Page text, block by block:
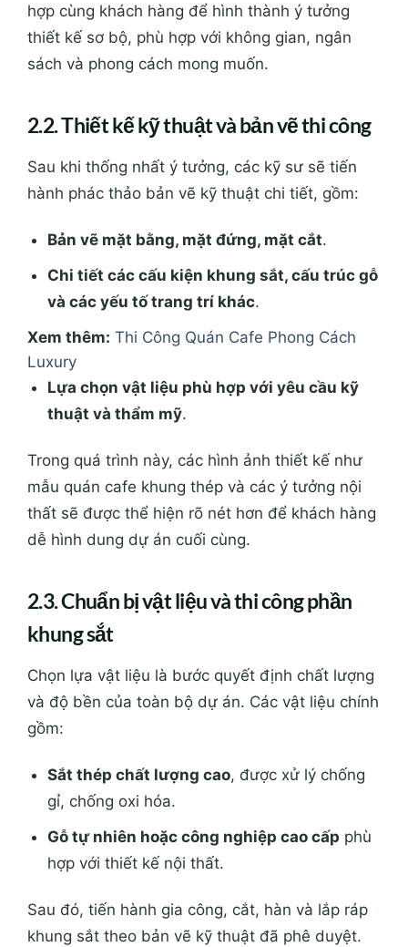
hợp cùng khách hàng để hình thành ý tưởng
thiết kế sơ bộ, phù hợp với không gian, ngân
sách và phong cách mong muốn.
2.2. Thiết kế kỹ thuật và bản vẽ thi công
Sau khi thống nhất ý tưởng, các kỹ sư sẽ tiến
hành phác thảo bản vẽ kỹ thuật chi tiết, gồm:
Bản vẽ mặt bằng, mặt đứng, mặt cắt.
Chi tiết các cấu kiện khung sắt, cấu trúc gỗ
và các yếu tố trang trí khác.
Xem thêm: Thi Công Quán Cafe Phong Cách
Luxury
Lựa chọn vật liệu phù hợp với yêu cầu kỹ
thuật và thẩm mỹ.
Trong quá trình này, các hình ảnh thiết kế như
mẫu quán cafe khung thép và các ý tưởng nội
thất sẽ được thể hiện rõ nét hơn để khách hàng
dễ hình dung dự án cuối cùng.
2.3. Chuẩn bị vật liệu và thi công phần
khung sắt
Chọn lựa vật liệu là bước quyết định chất lượng
và độ bền của toàn bộ dự án. Các vật liệu chính
gồm:
Sắt thép chất lượng cao, được xử lý chống
gỉ, chống oxi hóa.
Gỗ tự nhiên hoặc công nghiệp cao cấp phù
hợp với thiết kế nội thất.
Sau đó, tiến hành gia công, cắt, hàn và lắp ráp
khung sắt theo bản vẽ kỹ thuật đã phê duyệt.